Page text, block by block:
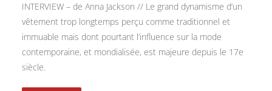
INTERVIEW – de Anna Jackson // Le grand dynamisme d’un
vêtement trop longtemps perçu comme traditionnel et
immuable mais dont pourtant l’influence sur la mode
contemporaine, et mondialisée, est majeure depuis le 17e
siècle.